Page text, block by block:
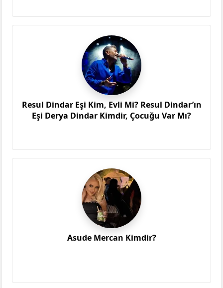
Resul Dindar Eşi Kim, Evli Mi? Resul Dindar’ın
Eşi Derya Dindar Kimdir, Çocuğu Var Mı?
Asude Mercan Kimdir?